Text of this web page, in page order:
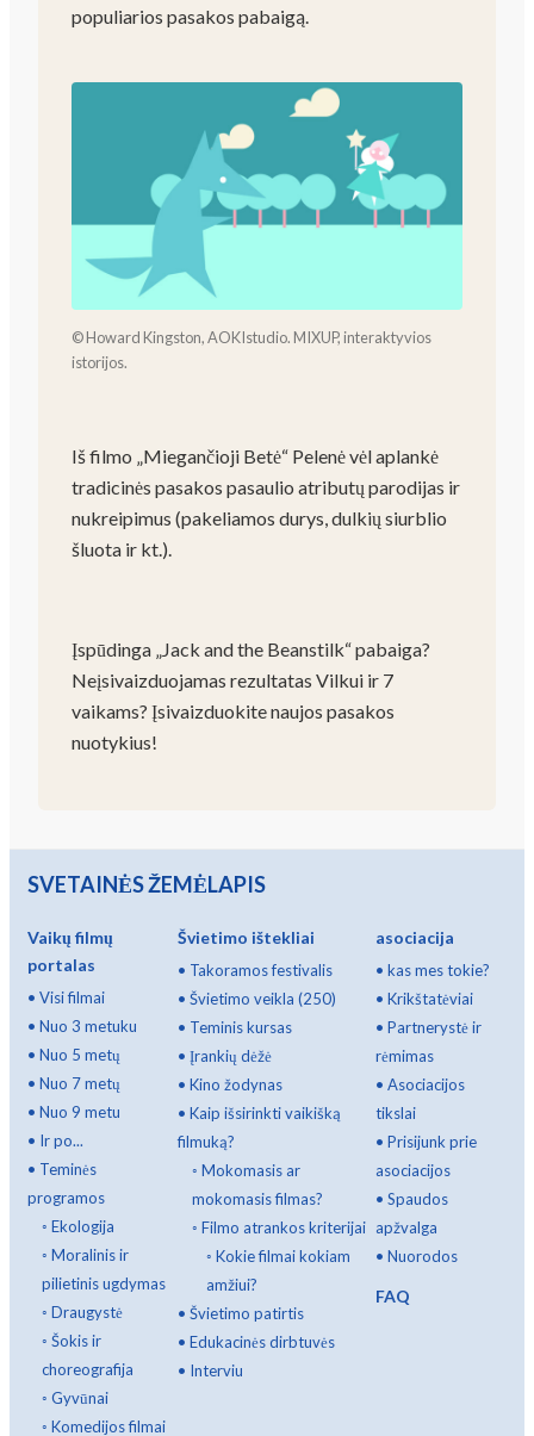
populiarios pasakos pabaigą.
© Howard Kingston, AOKIstudio. MIXUP, interaktyvios
istorijos.
Iš filmo „Miegančioji Betė“ Pelenė vėl aplankė
tradicinės pasakos pasaulio atributų parodijas ir
nukreipimus (pakeliamos durys, dulkių siurblio
šluota ir kt.).
Įspūdinga „Jack and the Beanstilk“ pabaiga?
Neįsivaizduojamas rezultatas Vilkui ir 7
vaikams? Įsivaizduokite naujos pasakos
nuotykius!
SVETAINĖS ŽEMĖLAPIS
Vaikų filmų
portalas
• Visi filmai
• Nuo 3 metuku
• Nuo 5 metų
• Nuo 7 metų
• Nuo 9 metu
• Ir po...
• Teminės
programos
◦ Ekologija
◦ Moralinis ir
pilietinis ugdymas
◦ Draugystė
◦ Šokis ir
choreografija
◦ Gyvūnai
◦ Komedijos filmai
Švietimo ištekliai
• Takoramos festivalis
• Švietimo veikla (250)
• Teminis kursas
• Įrankių dėžė
• Kino žodynas
• Kaip išsirinkti vaikišką
filmuką?
◦ Mokomasis ar
mokomasis filmas?
◦ Filmo atrankos kriterijai
◦ Kokie filmai kokiam
amžiui?
• Švietimo patirtis
• Edukacinės dirbtuvės
• Interviu
asociacija
•kas mes tokie?
•Krikštatėviai
•Partnerystė ir
rėmimas
•Asociacijos
tikslai
•Prisijunk prie
asociacijos
•Spaudos
apžvalga
•Nuorodos
FAQ